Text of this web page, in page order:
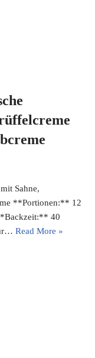
Sahne,
**Portionen:** 12
40
Read More »